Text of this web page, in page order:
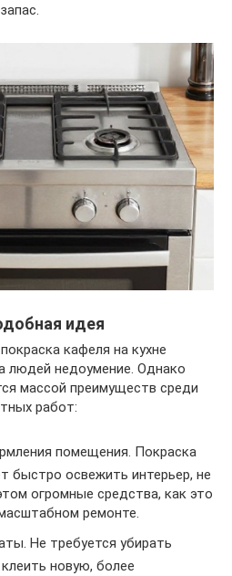
идея
кафеля на кухне
людей недоумение. Однако
массой преимуществ среди
работ:
помещения. Покраска
быстро освежить интерьер, не
огромные средства, как это
ремонте.
Не требуется убирать
новую, более